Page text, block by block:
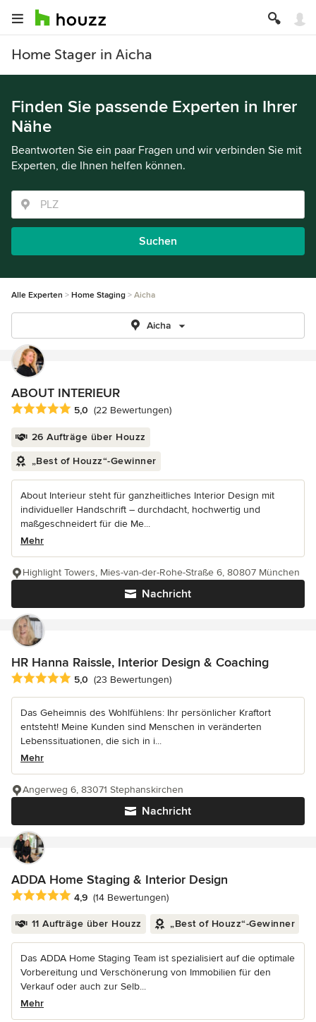
Home Stager in Aicha
Finden Sie passende Experten in Ihrer
Nähe
Beantworten Sie ein paar Fragen und wir verbinden Sie mit
Experten, die Ihnen helfen können.
Suchen
Alle Experten Home Staging Aicha
Aicha
ABOUT INTERIEUR
Durchschnittliche Bewertung: 5 von 5 Sternen
5,0 (22 Bewertungen)
26 Aufträge über Houzz
„Best of Houzz“-Gewinner
About Interieur steht für ganzheitliches Interior Design mit
individueller Handschrift – durchdacht, hochwertig und
maßgeschneidert für die Me...
Mehr
Nachricht
Highlight Towers, Mies-van-der-Rohe-Straße 6, 80807 München
HR Hanna Raissle, Interior Design & Coaching
Durchschnittliche Bewertung: 5 von 5 Sternen
5,0 (23 Bewertungen)
Das Geheimnis des Wohlfühlens: Ihr persönlicher Kraftort
entsteht! Meine Kunden sind Menschen in veränderten
Lebenssituationen, die sich in i...
Mehr
Nachricht
Angerweg 6, 83071 Stephanskirchen
ADDA Home Staging & Interior Design
Durchschnittliche Bewertung: 4.9 von 5 Sternen
4,9 (14 Bewertungen)
11 Aufträge über Houzz „Best of Houzz“-Gewinner
Das ADDA Home Staging Team ist spezialisiert auf die optimale
Vorbereitung und Verschönerung von Immobilien für den
Verkauf oder auch zur Selb...
Mehr